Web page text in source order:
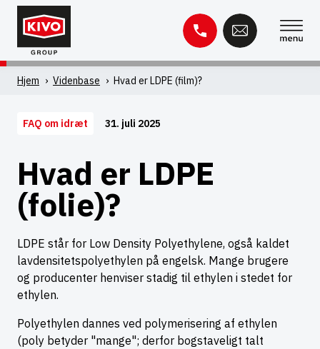
Spring
Søg
Videnbase Kontakt
Hjem ' Videnbase ' Hvad er LDPE (film)?
FAQ om idræt 31. juli 2025
Hvad er LDPE
(folie)?
LDPE står for Low Density Polyethylene, også kaldet
lavdensitetspolyethylen på engelsk. Mange brugere
og producenter henviser stadig til ethylen i stedet for
ethylen.
Polyethylen dannes ved polymerisering af ethylen
(poly betyder "mange"; derfor bogstaveligt talt